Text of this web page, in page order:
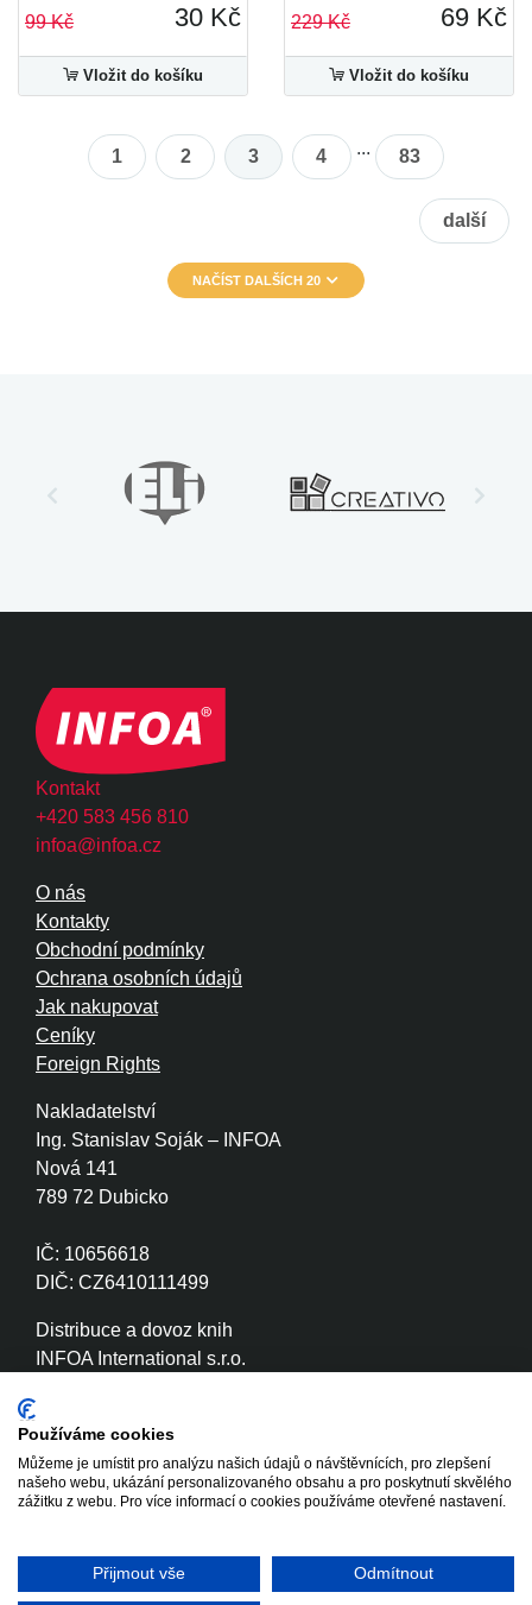
99 Kč 30 Kč
Vložit do košíku
229 Kč 69 Kč
Vložit do košíku
1 2 3 4 ... 83
další
NAČÍST DALŠÍCH 20
Kontakt
+420 583 456 810
infoa@infoa.cz
Nakladatelství
Ing. Stanislav Soják – INFOA
Nová 141
789 72 Dubicko
IČ: 10656618
DIČ: CZ6410111499
Distribuce a dovoz knih
INFOA International s.r.o.
IČ: 26870886
DIČ: CZ26870886
O nás
Kontakty
Obchodní podmínky
Ochrana osobních údajů
Jak nakupovat
Ceníky
Foreign Rights
Copyright © 2020 - 2026 INFOA Tvorba www stránek
Používáme cookies
Můžeme je umístit pro analýzu našich údajů o návštěvnících, pro zlepšení
našeho webu, ukázání personalizovaného obsahu a pro poskytnutí skvělého
zážitku z webu. Pro více informací o cookies používáme otevřené nastavení.
Přijmout vše Odmítnout